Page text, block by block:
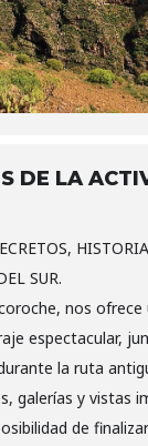
DE LA
SUR.
nos
espectacular,
la ruta
galerías y vistas
de